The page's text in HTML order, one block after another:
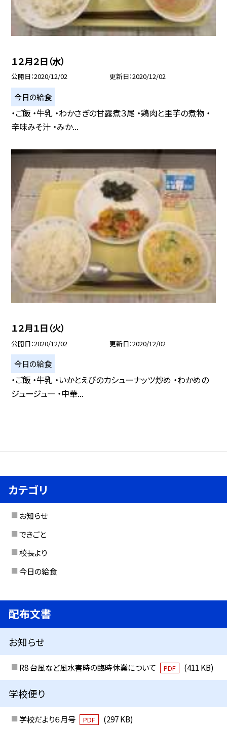
１２月２日（水）
公開日 2020/12/02 更新日 2020/12/02
今日の給食
・ご飯 ・牛乳 ・わかさぎの甘露煮３尾 ・鶏肉と里芋の煮物 ・
辛味みそ汁 ・みか...
１２月１日（火）
公開日 2020/12/02 更新日 2020/12/02
今日の給食
・ご飯 ・牛乳 ・いかとえびのカシューナッツ炒め ・わかめの
ジュージュ— ・中華...
カテゴリ
お知らせ
できごと
校長より
今日の給食
配布文書
お知らせ
R8 台風など風水害時の臨時休業について PDF (411 KB)
学校便り
学校だより６月号 PDF
(297 KB)